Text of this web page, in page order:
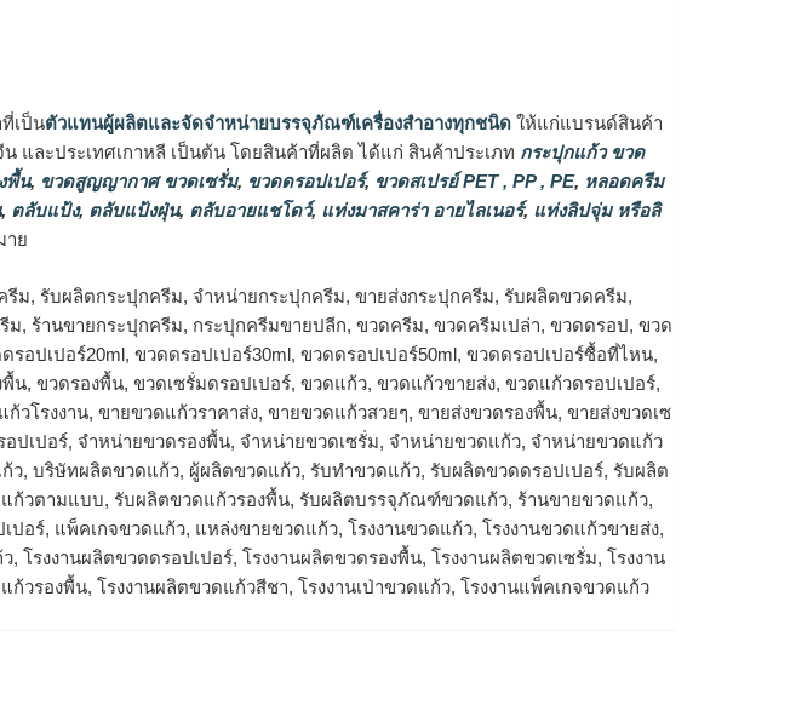
ที่เป็นตัวแทนผู้ผลิตและจัดจำหน่ายบรรจุภัณฑ์เครื่องสำอางทุกชนิด ให้แก่แบรนด์สินค้า
และประเทศเกาหลี เป็นต้น โดยสินค้าที่ผลิต ได้แก่ สินค้าประเภท กระปุกแก้ว ขวด
พื้น, ขวดสูญญากาศ ขวดเซรั่ม, ขวดดรอปเปอร์, ขวดสเปรย์ PET , PP , PE, หลอดครีม
, ตลับแป้ง, ตลับแป้งฝุ่น, ตลับอายแชโดว์, แท่งมาสคาร่า อายไลเนอร์, แท่งลิปจุ่ม หรือลิ
าย
รีม, รับผลิตกระปุกครีม, จำหน่ายกระปุกครีม, ขายส่งกระปุกครีม, รับผลิตขวดครีม,
ม, ร้านขายกระปุกครีม, กระปุกครีมขายปลีก, ขวดครีม, ขวดครีมเปล่า, ขวดดรอป, ขวด
อปเปอร์20ml, ขวดดรอปเปอร์30ml, ขวดดรอปเปอร์50ml, ขวดดรอปเปอร์ซื้อที่ไหน,
, ขวดรองพื้น, ขวดเซรั่มดรอปเปอร์, ขวดแก้ว, ขวดแก้วขายส่ง, ขวดแก้วดรอปเปอร์,
วโรงงาน, ขายขวดแก้วราคาส่ง, ขายขวดแก้วสวยๆ, ขายส่งขวดรองพื้น, ขายส่งขวดเซ
ปเปอร์, จำหน่ายขวดรองพื้น, จำหน่ายขวดเซรั่ม, จำหน่ายขวดแก้ว, จำหน่ายขวดแก้ว
, บริษัทผลิตขวดแก้ว, ผู้ผลิตขวดแก้ว, รับทำขวดแก้ว, รับผลิตขวดดรอปเปอร์, รับผลิต
ก้วตามแบบ, รับผลิตขวดแก้วรองพื้น, รับผลิตบรรจุภัณฑ์ขวดแก้ว, ร้านขายขวดแก้ว,
อร์, แพ็คเกจขวดแก้ว, แหล่งขายขวดแก้ว, โรงงานขวดแก้ว, โรงงานขวดแก้วขายส่ง,
โรงงานผลิตขวดดรอปเปอร์, โรงงานผลิตขวดรองพื้น, โรงงานผลิตขวดเซรั่ม, โรงงาน
วรองพื้น, โรงงานผลิตขวดแก้วสีชา, โรงงานเป่าขวดแก้ว, โรงงานแพ็คเกจขวดแก้ว